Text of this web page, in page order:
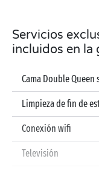
Servicios
incluidos en la
Cama Double Queen
Limpieza de fin de
Conexión wifi
Televisión